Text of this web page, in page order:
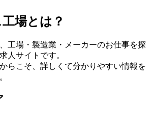
場とは？
工場・製造業・メーカーのお仕事を探
人サイトです。
らこそ、詳しくて分かりやすい情報を